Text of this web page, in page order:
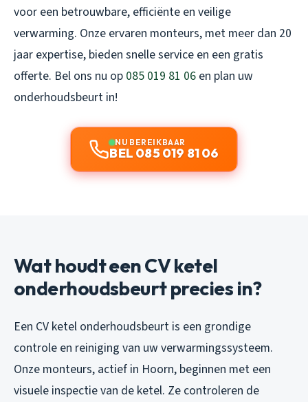
voor een betrouwbare, efficiënte en veilige
verwarming. Onze ervaren monteurs, met meer dan 20
jaar expertise, bieden snelle service en een gratis
offerte. Bel ons nu op 085 019 81 06 en plan uw
onderhoudsbeurt in!
NU BEREIKBAAR
BEL 085 019 81 06
Wat houdt een CV ketel
onderhoudsbeurt precies in?
Een CV ketel onderhoudsbeurt is een grondige
controle en reiniging van uw verwarmingssysteem.
Onze monteurs, actief in Hoorn, beginnen met een
visuele inspectie van de ketel. Ze controleren de